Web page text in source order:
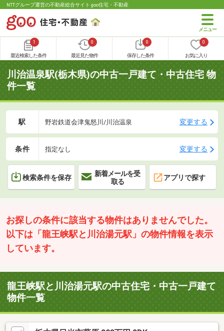
NTTグループ運営の不動産総合サイト goo住宅・不動産
1
最近検索した条件
0
最近見た物件
0
保存した条件
0
お気に入り
川治温泉駅(栃木県)の中古一戸建て・中古住宅 物
件一覧
駅 野岩鉄道会津鬼怒川/川治温泉 変更する
条件 指定なし 変更する
検索条件を保存
新着メールを受
取る
アプリで探す
お探しの条件に該当する物件はありませんでした。
以下は「龍王峡駅と川治湯元駅」の物件情報を表示
しています。
龍王峡駅と川治湯元駅の中古住宅・中古一戸建て
物件一覧